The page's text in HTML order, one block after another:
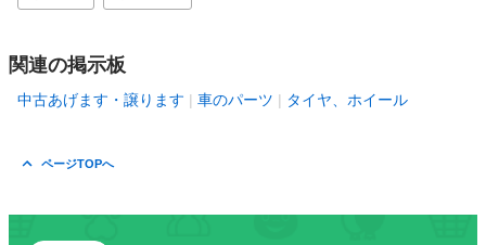
関連の掲示板
中古あげます・譲ります 車のパーツ タイヤ、ホイール
ページTOPへ